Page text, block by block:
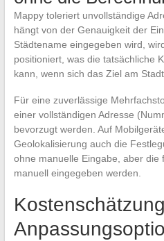
Mappy toleriert unvollständige
hängt von der Genauigkeit der
Städtename eingegeben wird,
positioniert, was die tatsächliche
kann, wenn sich das Ziel am
Für eine zuverlässige
einer vollständigen Adresse
bevorzugt werden. Auf
Geolokalisierung auch die
ohne manuelle Eingabe, aber die
manuell eingegeben werden.